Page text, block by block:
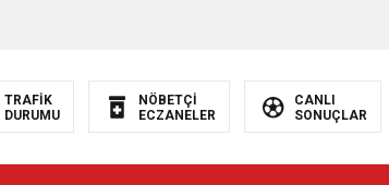
TRAFİK
DURUMU
NÖBETÇİ
ECZANELER
CANLI
SONUÇLAR